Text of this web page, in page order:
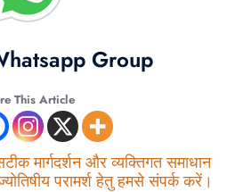
Group
This Article
मार्गदर्शन और व्यक्तिगत समाधान
परामर्श हेतु हमसे संपर्क करें।